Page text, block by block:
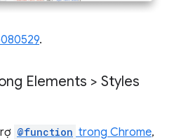
.
Elements > Styles
@function trong Chrome,